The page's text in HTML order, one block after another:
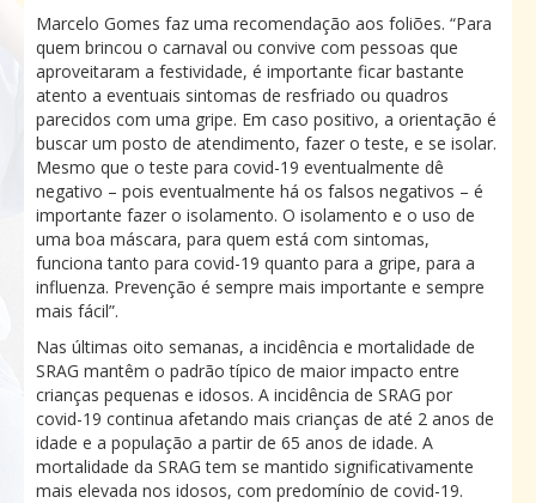
Marcelo Gomes faz uma recomendação aos foliões. “Para
quem brincou o carnaval ou convive com pessoas que
aproveitaram a festividade, é importante ficar bastante
atento a eventuais sintomas de resfriado ou quadros
parecidos com uma gripe. Em caso positivo, a orientação é
buscar um posto de atendimento, fazer o teste, e se isolar.
Mesmo que o teste para covid-19 eventualmente dê
negativo – pois eventualmente há os falsos negativos – é
importante fazer o isolamento. O isolamento e o uso de
uma boa máscara, para quem está com sintomas,
funciona tanto para covid-19 quanto para a gripe, para a
influenza. Prevenção é sempre mais importante e sempre
mais fácil”.
Nas últimas oito semanas, a incidência e mortalidade de
SRAG mantêm o padrão típico de maior impacto entre
crianças pequenas e idosos. A incidência de SRAG por
covid-19 continua afetando mais crianças de até 2 anos de
idade e a população a partir de 65 anos de idade. A
mortalidade da SRAG tem se mantido significativamente
mais elevada nos idosos, com predomínio de covid-19.